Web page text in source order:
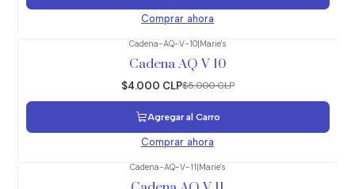
Comprar ahora
Cadena-AQ-V-10 Marie's
Cadena AQ V 10
$4.000 CLP$5.000 CLP
Agregar al Carro
Comprar ahora
Cadena-AQ-V-11 Marie's